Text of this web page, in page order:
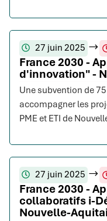
27 juin 2025
France 2030 -
d'innovation" -
Une subvention de
accompagner les
PME et ETI de
27 juin 2025
France 2030 -
collaboratifs i-
Nouvelle-